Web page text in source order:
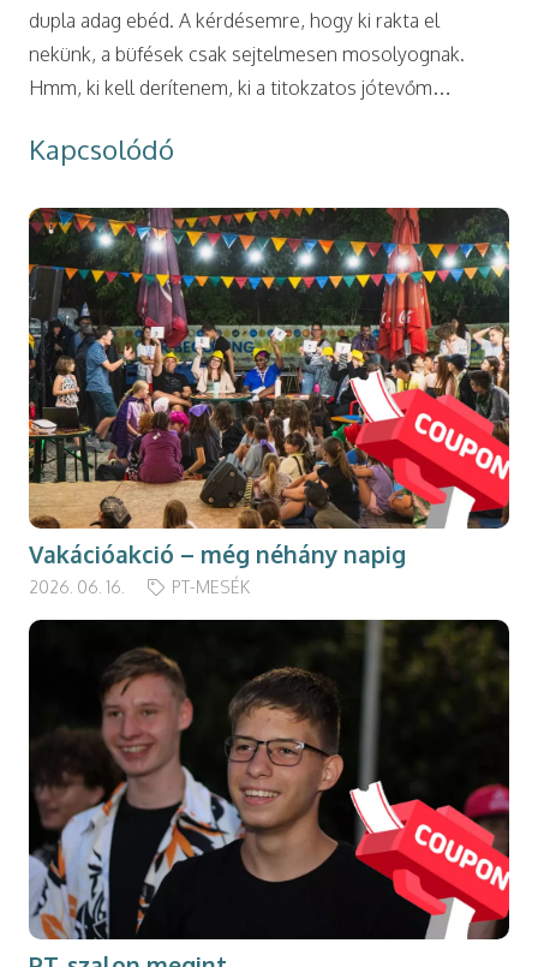
dupla adag ebéd. A kérdésemre, hogy ki rakta el
nekünk, a büfések csak sejtelmesen mosolyognak.
Hmm, ki kell derítenem, ki a titokzatos jótevőm…
Kapcsolódó
Vakációakció – még néhány napig
2026. 06. 16. PT-MESÉK